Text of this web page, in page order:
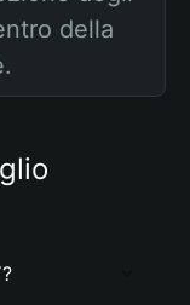
della